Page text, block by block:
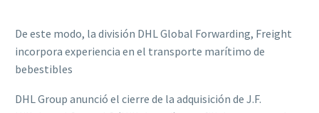
De este modo, la división DHL Global Forwarding, Freight
incorpora experiencia en el transporte marítimo de
bebestibles
DHL Group anunció el cierre de la adquisición de J.F.